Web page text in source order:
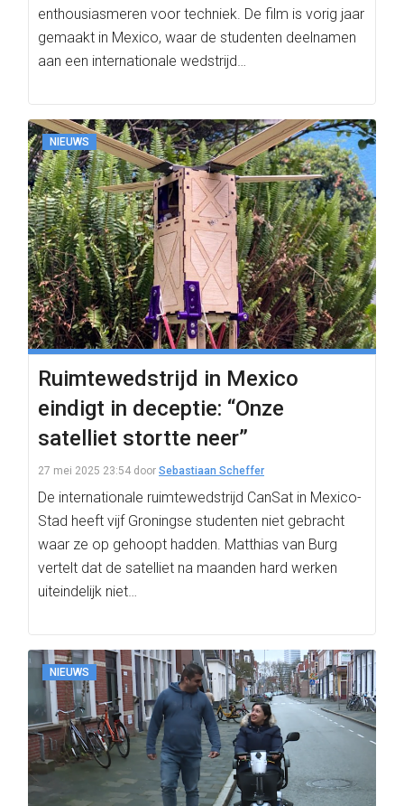
enthousiasmeren voor techniek. De film is vorig jaar
gemaakt in Mexico, waar de studenten deelnamen
aan een internationale wedstrijd…
NIEUWS
Ruimtewedstrijd in Mexico
eindigt in deceptie: “Onze
satelliet stortte neer”
27 mei 2025 23:54 door Sebastiaan Scheffer
De internationale ruimtewedstrijd CanSat in Mexico-
Stad heeft vijf Groningse studenten niet gebracht
waar ze op gehoopt hadden. Matthias van Burg
vertelt dat de satelliet na maanden hard werken
uiteindelijk niet…
NIEUWS